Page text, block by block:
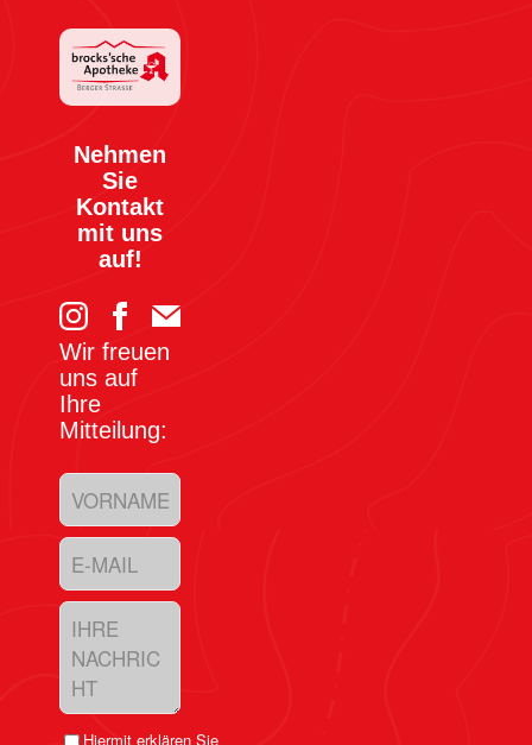
Nehmen
Sie
Kontakt
mit uns
auf!
Wir freuen
uns auf
Ihre
Mitteilung:
Hiermit erklären Sie